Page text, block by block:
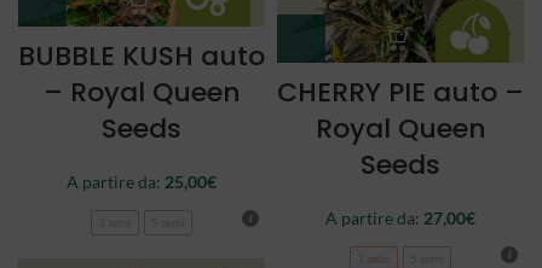
BUBBLE KUSH auto
– Royal Queen
Seeds
A partire da: 25,00€
CHERRY PIE auto –
Royal Queen
Seeds
A partire da: 27,00€
3 semi